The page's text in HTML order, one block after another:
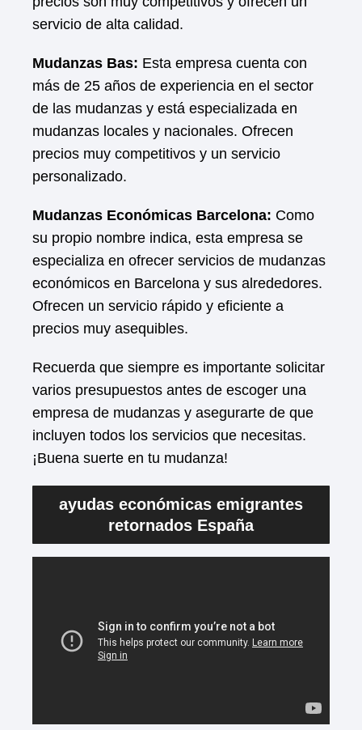
servicio de alta calidad.
Mudanzas Bas: Esta empresa cuenta con
más de 25 años de experiencia en el sector
de las mudanzas y está especializada en
mudanzas locales y nacionales. Ofrecen
precios muy competitivos y un servicio
personalizado.
Mudanzas Económicas Barcelona: Como
su propio nombre indica, esta empresa se
especializa en ofrecer servicios de mudanzas
económicos en Barcelona y sus alrededores.
Ofrecen un servicio rápido y eficiente a
precios muy asequibles.
Recuerda que siempre es importante solicitar
varios presupuestos antes de escoger una
empresa de mudanzas y asegurarte de que
incluyen todos los servicios que necesitas.
¡Buena suerte en tu mudanza!
ayudas económicas emigrantes
retornados España